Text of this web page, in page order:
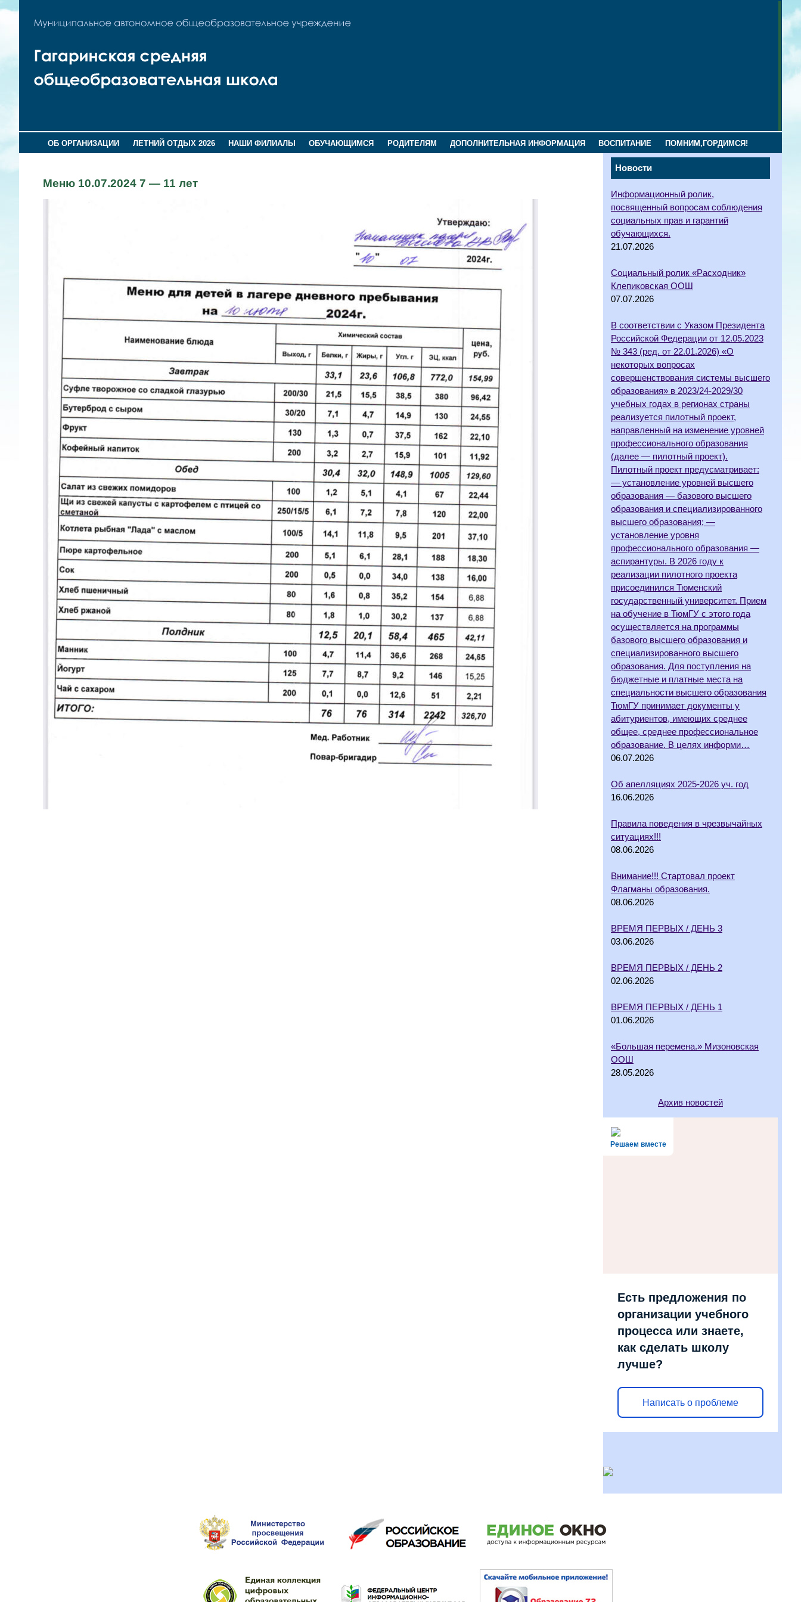
ОБ ОРГАНИЗАЦИИ ЛЕТНИЙ ОТДЫХ 2026 НАШИ ФИЛИАЛЫ ОБУЧАЮЩИМСЯ РОДИТЕЛЯМ ДОПОЛНИТЕЛЬНАЯ ИНФОРМАЦИЯ ВОСПИТАНИЕ ПОМНИМ,ГОРДИМСЯ!
Новости
Информационный ролик,
посвященный вопросам соблюдения
социальных прав и гарантий
обучающихся.
21.07.2026
Социальный ролик «Расходник»
Клепиковская ООШ
07.07.2026
В соответствии с Указом Президента
Российской Федерации от 12.05.2023
№ 343 (ред. от 22.01.2026) «О
некоторых вопросах
совершенствования системы высшего
образования» в 2023/24-2029/30
учебных годах в регионах страны
реализуется пилотный проект,
направленный на изменение уровней
профессионального образования
(далее — пилотный проект).
Пилотный проект предусматривает:
— установление уровней высшего
образования — базового высшего
образования и специализированного
высшего образования; —
установление уровня
профессионального образования —
аспирантуры. В 2026 году к
реализации пилотного проекта
присоединился Тюменский
государственный университет. Прием
на обучение в ТюмГУ с этого года
осуществляется на программы
базового высшего образования и
специализированного высшего
образования. Для поступления на
бюджетные и платные места на
специальности высшего образования
ТюмГУ принимает документы у
абитуриентов, имеющих среднее
общее, среднее профессиональное
образование. В целях информи…
06.07.2026
Об апелляциях 2025-2026 уч. год
16.06.2026
Правила поведения в чрезвычайных
ситуациях!!!
08.06.2026
Внимание!!! Стартовал проект
Флагманы образования.
08.06.2026
ВРЕМЯ ПЕРВЫХ / ДЕНЬ 3
03.06.2026
ВРЕМЯ ПЕРВЫХ / ДЕНЬ 2
02.06.2026
ВРЕМЯ ПЕРВЫХ / ДЕНЬ 1
01.06.2026
«Большая перемена.» Мизоновская
ООШ
28.05.2026
Архив новостей
Решаем вместе
Есть предложения по
организации учебного
процесса или знаете,
как сделать школу
лучше?
Написать о проблеме
Меню 10.07.2024 7 — 11 лет